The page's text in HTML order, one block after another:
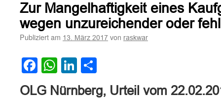
Zur Mangelhaftigkeit eines
wegen unzureichender oder
Publiziert am 13. März 2017 von raskwar
Facebook
WhatsApp
LinkedIn
OLG Nürnberg, Urteil vom